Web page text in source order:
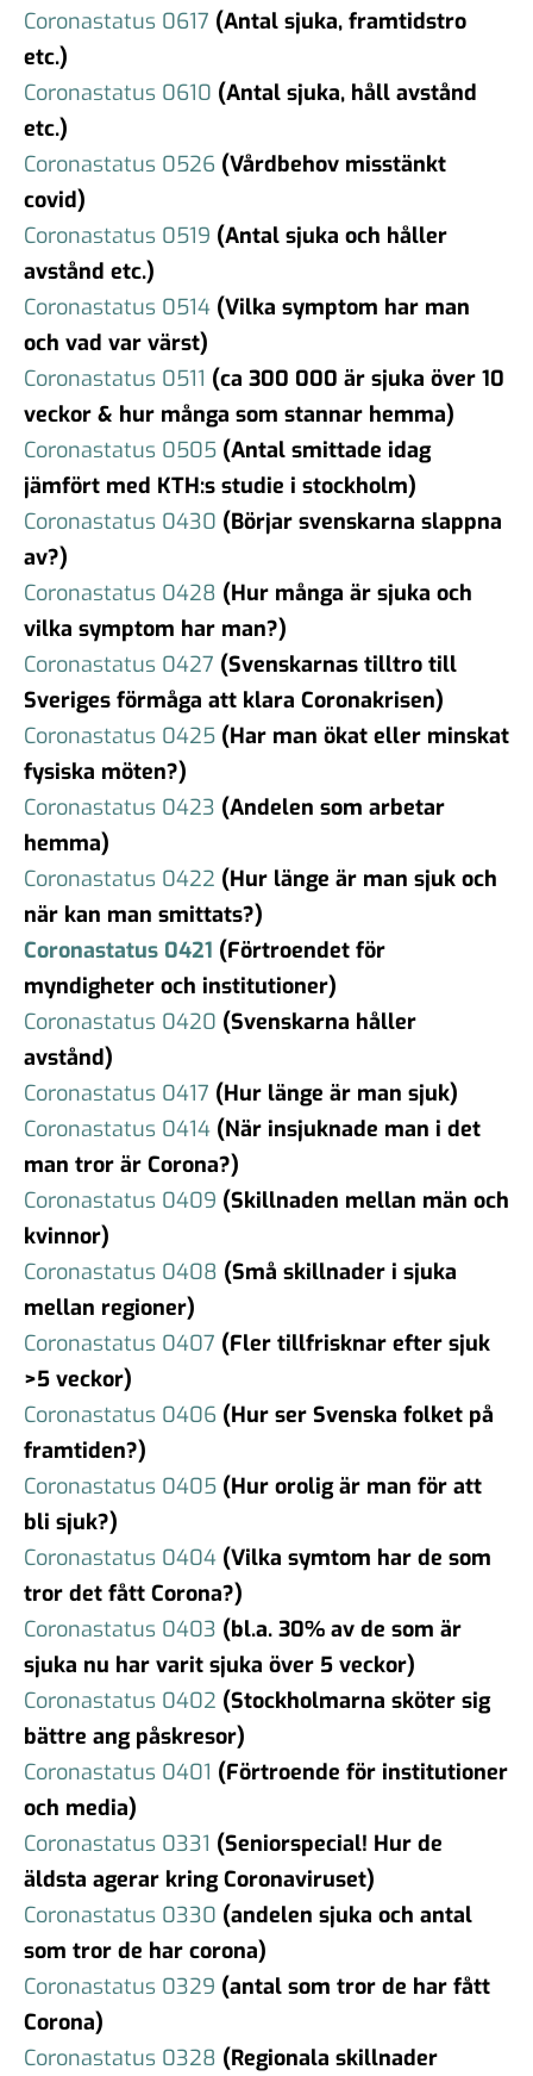
Coronastatus 0617 (Antal sjuka, framtidstro
etc.)
Coronastatus 0610 (Antal sjuka, håll avstånd
etc.)
Coronastatus 0526 (Vårdbehov misstänkt
covid)
Coronastatus 0519 (Antal sjuka och håller
avstånd etc.)
Coronastatus 0514 (Vilka symptom har man
och vad var värst)
Coronastatus 0511 (ca 300 000 är sjuka över 10
veckor & hur många som stannar hemma)
Coronastatus 0505 (Antal smittade idag
jämfört med KTH:s studie i stockholm)
Coronastatus 0430 (Börjar svenskarna slappna
av?)
Coronastatus 0428 (Hur många är sjuka och
vilka symptom har man?)
Coronastatus 0427 (Svenskarnas tilltro till
Sveriges förmåga att klara Coronakrisen)
Coronastatus 0425 (Har man ökat eller minskat
fysiska möten?)
Coronastatus 0423 (Andelen som arbetar
hemma)
Coronastatus 0422 (Hur länge är man sjuk och
när kan man smittats?)
Coronastatus 0421 (Förtroendet för
myndigheter och institutioner)
Coronastatus 0420 (Svenskarna håller
avstånd)
Coronastatus 0417 (Hur länge är man sjuk)
Coronastatus 0414 (När insjuknade man i det
man tror är Corona?)
Coronastatus 0409 (Skillnaden mellan män och
kvinnor)
Coronastatus 0408 (Små skillnader i sjuka
mellan regioner)
Coronastatus 0407 (Fler tillfrisknar efter sjuk
>5 veckor)
Coronastatus 0406 (Hur ser Svenska folket på
framtiden?)
Coronastatus 0405 (Hur orolig är man för att
bli sjuk?)
Coronastatus 0404 (Vilka symtom har de som
tror det fått Corona?)
Coronastatus 0403 (bl.a. 30% av de som är
sjuka nu har varit sjuka över 5 veckor)
Coronastatus 0402 (Stockholmarna sköter sig
bättre ang påskresor)
Coronastatus 0401 (Förtroende för institutioner
och media)
Coronastatus 0331 (Seniorspecial! Hur de
äldsta agerar kring Coronaviruset)
Coronastatus 0330 (andelen sjuka och antal
som tror de har corona)
Coronastatus 0329 (antal som tror de har fått
Corona)
Coronastatus 0328 (Regionala skillnader